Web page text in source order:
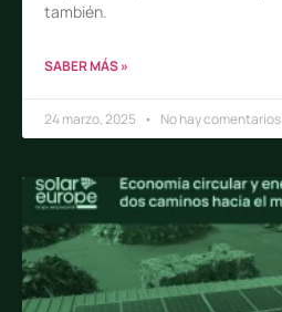
también.
SABER MÁS »
24 marzo, 2025 No hay comentarios